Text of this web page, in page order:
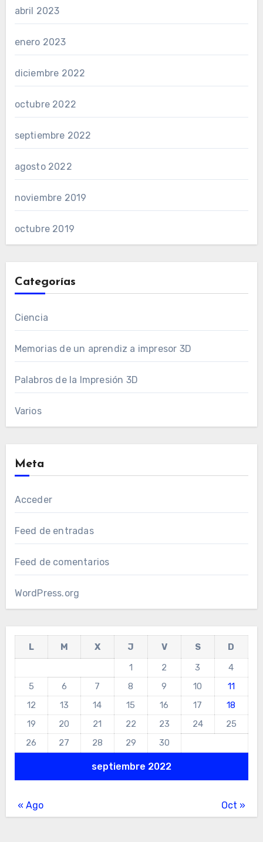
abril 2023
enero 2023
diciembre 2022
octubre 2022
septiembre 2022
agosto 2022
noviembre 2019
octubre 2019
Categorías
Ciencia
Memorias de un aprendiz a impresor 3D
Palabros de la Impresión 3D
Varios
Meta
Acceder
Feed de entradas
Feed de comentarios
WordPress.org
septiembre 2022
L M X J V S
D
1
2 3
4
5
6 7 8 9 10
11
12
13 14 15 16 17
18
19
20 21 22 23 24
25
26
27 28 29 30
« Ago Oct »